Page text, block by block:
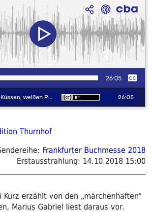
Thurnhof
Frankfurter Buchmesse 2018
Erstausstrahlung: 14.10.2018 15:00
Kurz erzählt von den „märchenhaften“
Marius Gabriel liest daraus vor.